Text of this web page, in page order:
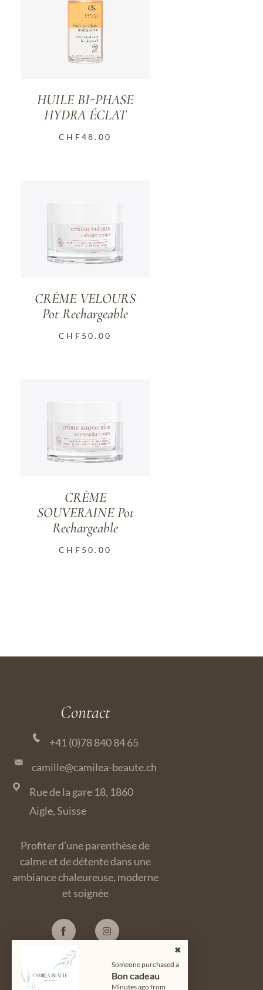
HUILE BI-PHASE
HYDRA ÉCLAT
CHF48.00
CRÈME VELOURS
Pot Rechargeable
CHF 50.00
CRÈME
SOUVERAINE Pot
Rechargeable
CHF 50.00
Contact
+41 (0)78 840 84 65
camille@camilea-beaute.ch
Rue de la gare 18, 1860
Aigle, Suisse
Profiter d’une parenthèse de
calme et de détente dans une
ambiance chaleureuse, moderne
et soignée
© 2024Camiléa Beauté| Tous
Someone purchased a
Bon cadeau
Minutes ago from